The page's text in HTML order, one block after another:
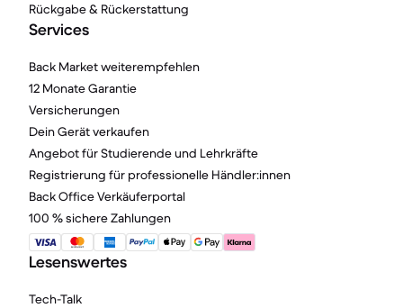
Rückgabe & Rückerstattung
Services
Back Market weiterempfehlen
12 Monate Garantie
Versicherungen
Dein Gerät verkaufen
Angebot für Studierende und Lehrkräfte
Registrierung für professionelle Händler:innen
Back Office Verkäuferportal
100 % sichere Zahlungen
Lesenswertes
Tech-Talk